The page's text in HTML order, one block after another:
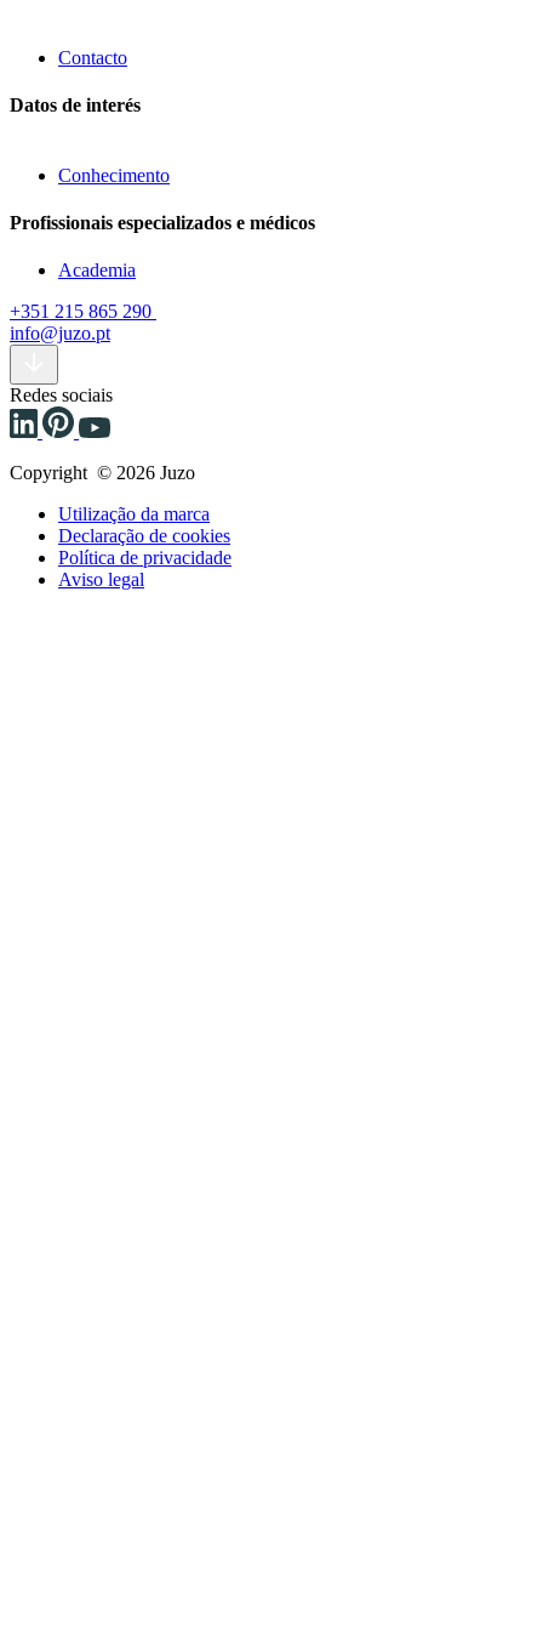
Contacto
Datos de interés
Conhecimento
Profissionais especializados e médicos
Academia
+351 215 865 290
info@juzo.pt
Redes sociais
Copyright © 2026 Juzo
Utilização da marca
Declaração de cookies
Política de privacidade
Aviso legal